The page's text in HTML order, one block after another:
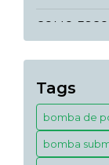
COMO ESCOLHER A BOMBA DE POÇO IDEAL:
GUIA
IDEAL PARA
MARÍLIA:
Tags
bomba de
bomba